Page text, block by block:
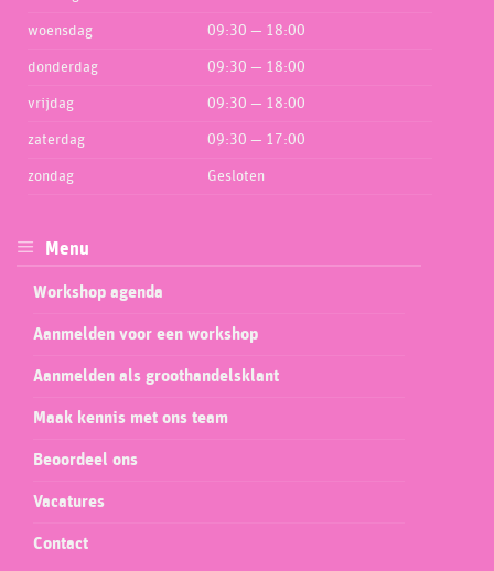
woensdag 09:30 — 18:00
donderdag 09:30 — 18:00
vrijdag 09:30 — 18:00
zaterdag 09:30 — 17:00
zondag Gesloten
Menu
Workshop agenda
Aanmelden voor een workshop
Aanmelden als groothandelsklant
Maak kennis met ons team
Beoordeel ons
Vacatures
Contact